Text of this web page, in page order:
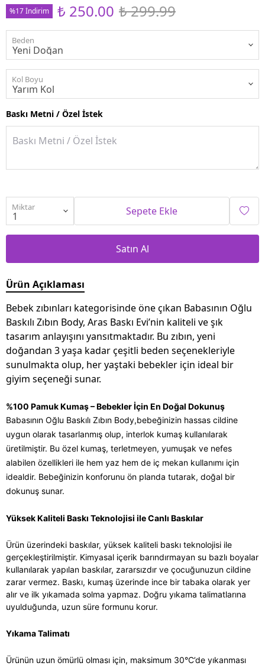
%17 İndirim ₺ 250.00 ₺ 299.99
Beden
Kol Boyu
Baskı Metni / Özel İstek
Miktar Sepete Ekle
Satın Al
Ürün Açıklaması
Bebek zıbınları kategorisinde öne çıkan Babasının Oğlu
Baskılı Zıbın Body, Aras Baskı Evi’nin kaliteli ve şık
tasarım anlayışını yansıtmaktadır. Bu zıbın, yeni
doğandan 3 yaşa kadar çeşitli beden seçenekleriyle
sunulmakta olup, her yaştaki bebekler için ideal bir
giyim seçeneği sunar.
%100 Pamuk Kumaş – Bebekler İçin En Doğal Dokunuş
Babasının Oğlu Baskılı Zıbın Body,bebeğinizin hassas cildine
uygun olarak tasarlanmış olup, interlok kumaş kullanılarak
üretilmiştir. Bu özel kumaş, terletmeyen, yumuşak ve nefes
alabilen özellikleri ile hem yaz hem de iç mekan kullanımı için
idealdir. Bebeğinizin konforunu ön planda tutarak, doğal bir
dokunuş sunar.
Yüksek Kaliteli Baskı Teknolojisi ile Canlı Baskılar
Ürün üzerindeki baskılar, yüksek kaliteli baskı teknolojisi ile
gerçekleştirilmiştir. Kimyasal içerik barındırmayan su bazlı boyalar
kullanılarak yapılan baskılar, zararsızdır ve çocuğunuzun cildine
zarar vermez. Baskı, kumaş üzerinde ince bir tabaka olarak yer
alır ve ilk yıkamada solma yapmaz. Doğru yıkama talimatlarına
uyulduğunda, uzun süre formunu korur.
Yıkama Talimatı
Ürünün uzun ömürlü olması için, maksimum 30°C’de yıkanması